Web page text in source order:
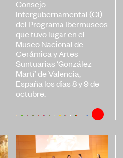
Consejo
Intergubernamental (CI)
del Programa Ibermuseos
que tuvo lugar en el
Museo Nacional de
Cerámica y Artes
Suntuarias ‘González
Martí’ de Valencia,
España los días 8 y 9 de
octubre.